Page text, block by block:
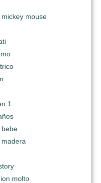
mouse
1
bebe
molto